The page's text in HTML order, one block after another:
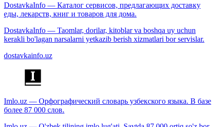
DostavkaInfo — Каталог сервисов, предлагающих доставку
еды, лекарств, книг и товаров для дома.
DostavkaInfo — Taomlar, dorilar, kitoblar va boshqa uy uchun
kerakli bo'lagan narsalarni yetkazib berish xizmatlari bor servislar.
dostavkainfo.uz
Imlo.uz — Орфографический словарь узбекского языка. В базе
более 87 000 слов.